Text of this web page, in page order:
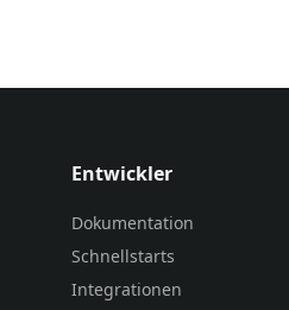
Entwickler
Dokumentation
Schnellstarts
Integrationen